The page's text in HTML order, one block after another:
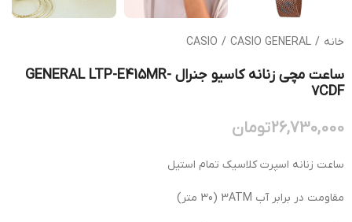
خانه /
CASIO / CASIO GENERAL
ساعت مچی زنانه کاسیو جنرال GENERAL LTP-E415MR-
7CDF
26,730,000تومان
ساعت زنانه اسپرت کلاسیک تمام استیل
مقاومت در برابر آب 3ATM (30 متر)